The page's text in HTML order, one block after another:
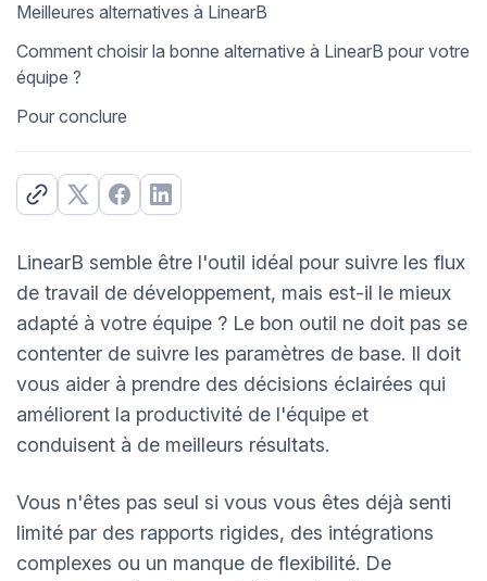
Meilleures alternatives à LinearB
Comment choisir la bonne alternative à LinearB pour votre
équipe ?
Pour conclure
LinearB semble être l'outil idéal pour suivre les flux
de travail de développement, mais est-il le mieux
adapté à votre équipe ? Le bon outil ne doit pas se
contenter de suivre les paramètres de base. Il doit
vous aider à prendre des décisions éclairées qui
améliorent la productivité de l'équipe et
conduisent à de meilleurs résultats.
Vous n'êtes pas seul si vous vous êtes déjà senti
limité par des rapports rigides, des intégrations
complexes ou un manque de flexibilité. De